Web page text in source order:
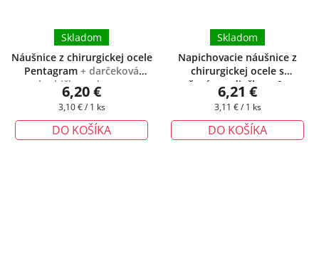
Náušnice z chirurgickej ocele
Pentagram + darčeková
krabička zadarmo
Skladom
6,20 €
Jednotková
3,10 € / 1 ks
DO KOŠÍKA
Napichovacie náušnice z
chirurgickej ocele s
oranžovým srdiečkom 6mm
darčeková krabička zadarmo
Skladom
6,21 €
Jednotková
3,11 € / 1 ks
DO KOŠÍKA